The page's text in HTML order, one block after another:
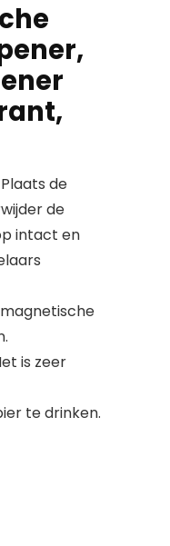
de
de
intact en
is zeer
te drinken.